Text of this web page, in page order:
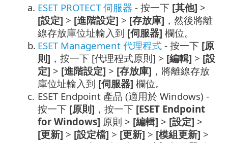
a. ESET PROTECT 伺服器 - 按一下 [其他] >
[設定] > [進階設定] > [存放庫] ，然後將離
線存放庫位址輸入到 [伺服器] 欄位。
b. ESET Management 代理程式 - 按一下 [原
則] ，按一下 [代理程式原則] > [編輯] > [設
定] > [進階設定] > [存放庫] ，將離線存放
庫位址輸入到 [伺服器] 欄位。
c. ESET Endpoint 產品 (適用於 Windows) -
按一下 [原則] ，按一下 [ESET Endpoint
for Windows] 原則 > [編輯] > [設定] >
[更新] > [設定檔] > [更新] > [模組更新] >